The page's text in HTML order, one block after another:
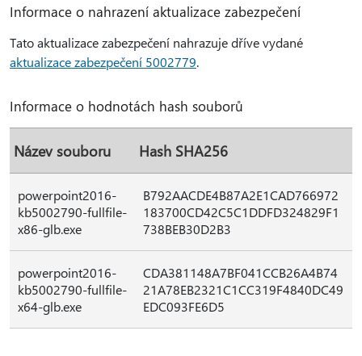
Informace o nahrazení aktualizace zabezpečení
Tato aktualizace zabezpečení nahrazuje dříve vydané
aktualizace zabezpečení 5002779.
Informace o hodnotách hash souborů
Název souboru Hash SHA256
powerpoint2016-
kb5002790-fullfile-
x86-glb.exe
B792AACDE4B87A2E1CAD766972
183700CD42C5C1DDFD324829F1
738BEB30D2B3
powerpoint2016-
kb5002790-fullfile-
x64-glb.exe
CDA381148A7BF041CCB26A4B74
21A78EB2321C1CC319F4840DC49
EDC093FE6D5